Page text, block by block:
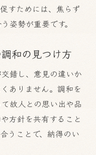
すためには、焦らず
姿勢が重要です。
和の見つけ方
錯し、意見の違いか
ありません。調和を
故人との思い出や品
方針を共有すること
うことで、納得のい